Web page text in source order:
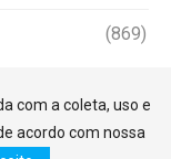
(869)
com a coleta, uso e
acordo com nossa